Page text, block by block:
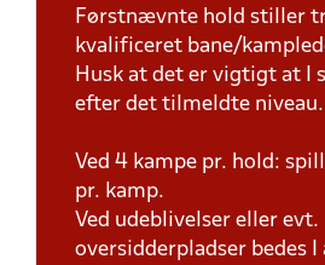
Førstnævnte hold stiller
kvalificeret bane/
Husk at det er vigtigt at I
efter det tilmeldte niveau.
Ved 4 kampe pr. hold:
pr. kamp.
Ved udeblivelser eller evt.
oversidderpladser bedes I